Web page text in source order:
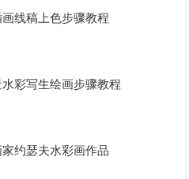
线稿上色步骤教程
彩写生绘画步骤教程
约瑟夫水彩画作品